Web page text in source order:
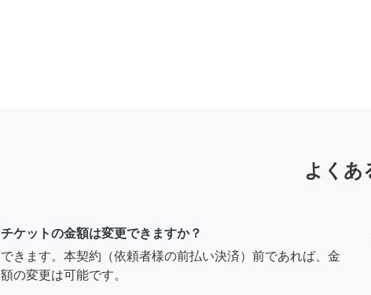
よくあ
チケットの金額は変更できますか？
できます。本契約（依頼者様の前払い決済）前であれば、金
額の変更は可能です。